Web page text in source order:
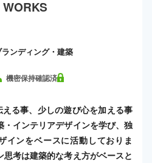
ランディング・建築
機密保持確認済
る事、少しの遊び心を加える事
・インテリアデザインを学び、独
インをベースに活動しておりま
考は建築的な考え方がベースと